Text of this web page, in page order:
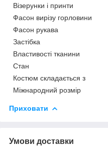
Візерунки і принти
Фасон вирізу горловини
Фасон рукава
Застібка
Властивості тканини
Стан
Костюм складається з
Міжнародний розмір
Приховати
Умови доставки